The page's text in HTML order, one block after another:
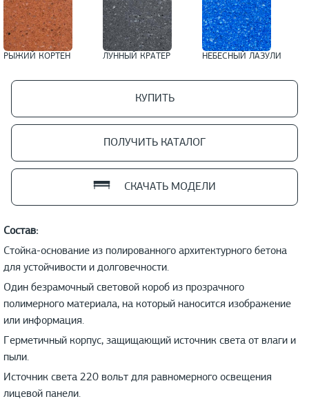
РЫЖИЙ КОРТЕН ЛУННЫЙ КРАТЕР НЕБЕСНЫЙ ЛАЗУЛИ
КУПИТЬ
ПОЛУЧИТЬ КАТАЛОГ
СКАЧАТЬ МОДЕЛИ
Состав:
Стойка-основание из полированного архитектурного бетона
для устойчивости и долговечности.
Один безрамочный световой короб из прозрачного
полимерного материала, на который наносится изображение
или информация.
Герметичный корпус, защищающий источник света от влаги и
пыли.
Источник света 220 вольт для равномерного освещения
лицевой панели.